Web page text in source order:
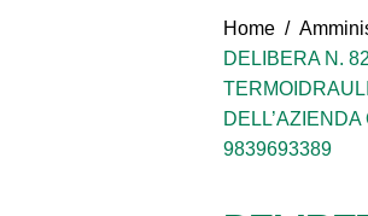
Home /
DELIBERA N.
9839693389